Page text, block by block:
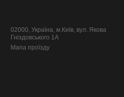
02000, Україна, м.Київ, вул. Якова
Гніздовського 1А
Мапа проїзду